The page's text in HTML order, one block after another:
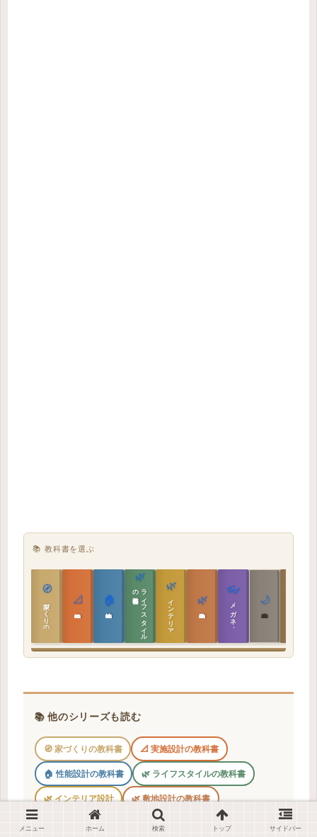
📚 教科書を選ぶ
🧭
家づくりの教科書 📐
実施設計の教科書
🏠
性能設計の教科書
🌿
ラ
イ
フ
ス
タ
イ
ル
の
教科書 🌿
インテリア設計 🌿
敷地設計の教科書
👓
メガネ｜転職 🌙
建築思想の教科書
📚 他のシリーズも読む
🧭 家づくりの教科書 📐 実施設計の教科書
🏠 性能設計の教科書 🌿 ライフスタイルの教科書
🌿 インテリア設計 🌿 敷地設計の教科書
👓 メガネ｜転職 🌙 建築思想の教科書
メニュー ホーム 検索 トップ サイドバー